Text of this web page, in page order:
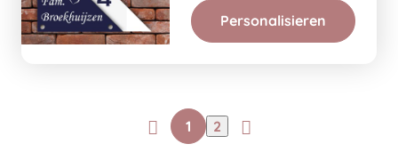
Personalisieren
1 2